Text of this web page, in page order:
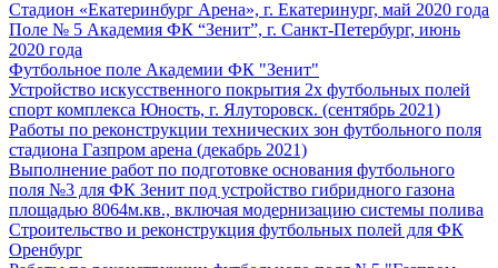
Стадион «Екатеринбург Арена», г. Екатеринург, май 2020 года
Поле № 5 Академия ФК “Зенит”, г. Санкт-Петербург, июнь
2020 года
Футбольное поле Академии ФК "Зенит"
Устройство искусственного покрытия 2х футбольных полей
спорт комплекса Юность, г. Ялуторовск. (сентябрь 2021)
Работы по реконструкции технических зон футбольного поля
стадиона Газпром арена (декабрь 2021)
Выполнение работ по подготовке основания футбольного
поля №3 для ФК Зенит под устройство гибридного газона
площадью 8064м.кв., включая модернизацию системы полива
Строительство и реконструкция футбольных полей для ФК
Оренбург